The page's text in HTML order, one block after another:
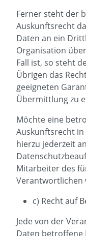
Ferner steht der
Auskunftsrecht
Daten an ein
Organisation
Fall ist, so steht
Übrigen das
geeigneten
Übermittlung zu
Möchte eine
Auskunftsrecht in
hierzu jederzeit
Mitarbeiter des
Verantwortlichen
c) Recht auf
Jede von der
Daten betroffene